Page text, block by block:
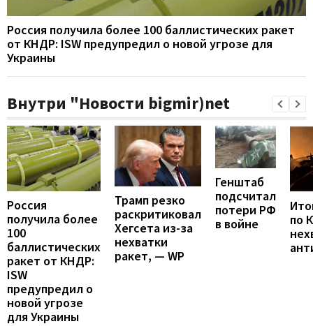
Россия получила более 100 баллистических ракет
от КНДР: ISW предупредил о новой угрозе для
Украины
Внутри "Новости bigmir)net
Россия
получила более
100
баллистических
ракет от КНДР:
ISW
предупредил о
новой угрозе
для Украины
Трамп резко
раскритиковал
Хегсета из-за
нехватки
ракет, — WP
Генштаб
подсчитал
потери РФ
в войне
по